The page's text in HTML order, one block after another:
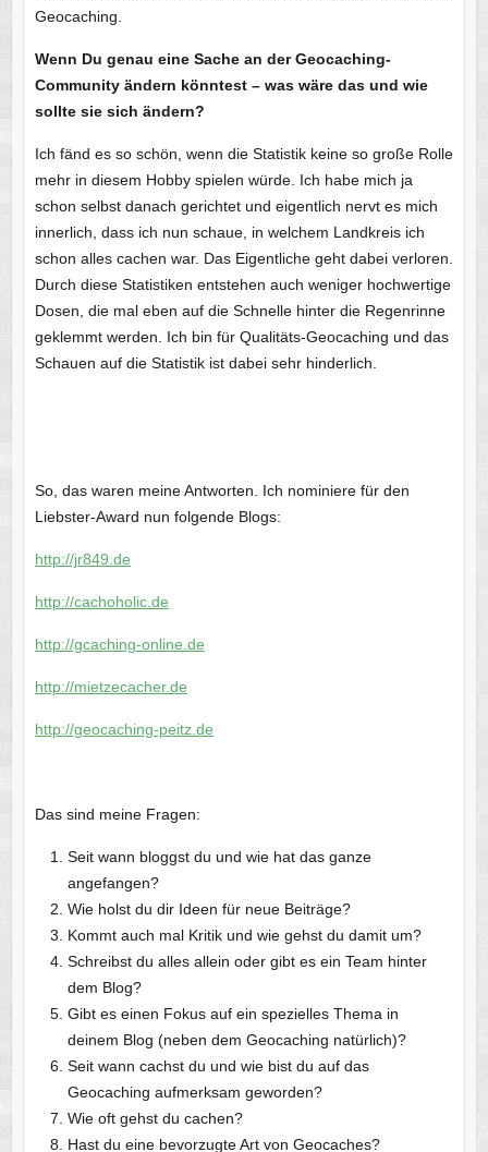
Geocaching.
Wenn Du genau eine Sache an der Geocaching-
Community ändern könntest – was wäre das und wie
sollte sie sich ändern?
Ich fänd es so schön, wenn die Statistik keine so große Rolle
mehr in diesem Hobby spielen würde. Ich habe mich ja
schon selbst danach gerichtet und eigentlich nervt es mich
innerlich, dass ich nun schaue, in welchem Landkreis ich
schon alles cachen war. Das Eigentliche geht dabei verloren.
Durch diese Statistiken entstehen auch weniger hochwertige
Dosen, die mal eben auf die Schnelle hinter die Regenrinne
geklemmt werden. Ich bin für Qualitäts-Geocaching und das
Schauen auf die Statistik ist dabei sehr hinderlich.
So, das waren meine Antworten. Ich nominiere für den
Liebster-Award nun folgende Blogs:
http://jr849.de
http://cachoholic.de
http://gcaching-online.de
http://mietzecacher.de
http://geocaching-peitz.de
Das sind meine Fragen:
Seit wann bloggst du und wie hat das ganze
angefangen?
Wie holst du dir Ideen für neue Beiträge?
Kommt auch mal Kritik und wie gehst du damit um?
Schreibst du alles allein oder gibt es ein Team hinter
dem Blog?
Gibt es einen Fokus auf ein spezielles Thema in
deinem Blog (neben dem Geocaching natürlich)?
Seit wann cachst du und wie bist du auf das
Geocaching aufmerksam geworden?
Wie oft gehst du cachen?
Hast du eine bevorzugte Art von Geocaches?